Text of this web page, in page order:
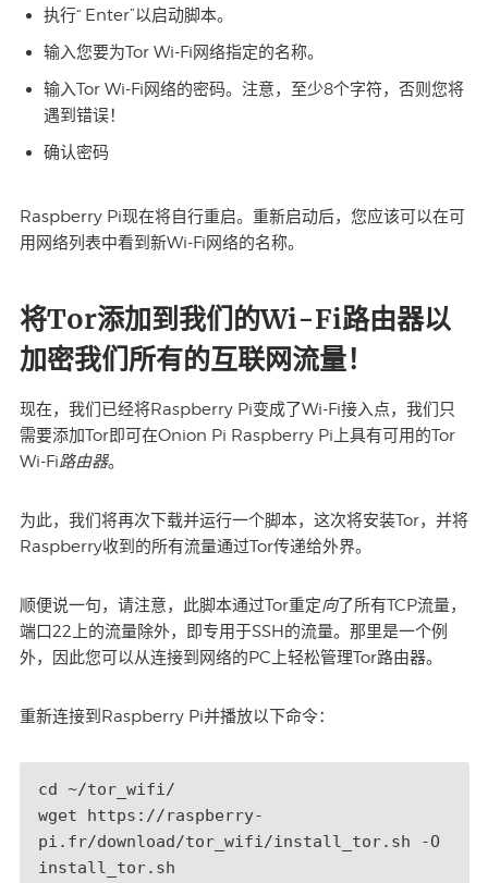
执行“ Enter”以启动脚本。
输入您要为Tor Wi-Fi网络指定的名称。
输入Tor Wi-Fi网络的密码。注意，至少8个字符，否则您将
遇到错误！
确认密码
Raspberry Pi现在将自行重启。重新启动后，您应该可以在可
用网络列表中看到新Wi-Fi网络的名称。
将Tor添加到我们的Wi-Fi路由器以
加密我们所有的互联网流量！
现在，我们已经将Raspberry Pi变成了Wi-Fi接入点，我们只
需要添加Tor即可在Onion Pi Raspberry Pi上具有可用的Tor
Wi-Fi路由器。
为此，我们将再次下载并运行一个脚本，这次将安装Tor，并将
Raspberry收到的所有流量通过Tor传递给外界。
顺便说一句，请注意，此脚本通过Tor重定向了所有TCP流量，
端口22上的流量除外，即专用于SSH的流量。那里是一个例
外，因此您可以从连接到网络的PC上轻松管理Tor路由器。
重新连接到Raspberry Pi并播放以下命令：
cd ~/tor_wifi/
wget https://raspberry-
pi.fr/download/tor_wifi/install_tor.sh -O
install_tor.sh